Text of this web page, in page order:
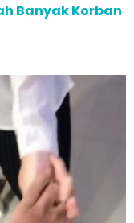
Banyak Korban